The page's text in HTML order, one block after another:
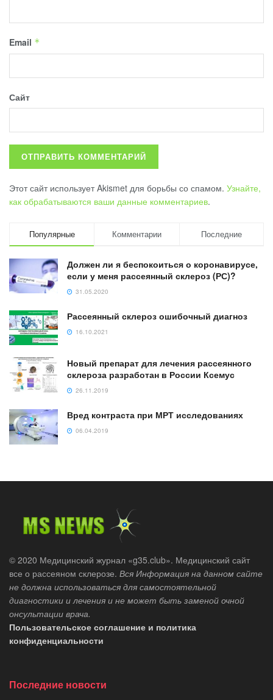
Email *
Сайт
Этот сайт использует Akismet для борьбы со спамом. Узнайте,
как обрабатываются ваши данные комментариев.
Популярные Комментарии Последние
Должен ли я беспокоиться о коронавирусе,
если у меня рассеянный склероз (РС)?
31.05.2020
Рассеянный склероз ошибочный диагноз
16.10.2021
Новый препарат для лечения рассеянного
склероза разработан в России Ксемус
26.11.2019
Вред контраста при МРТ исследованиях
06.04.2019
© 2020 Медицинский журнал «g35.club». Медицинский сайт
все о рассеяном склерозе. Вся Информация на данном сайте
не должна использоваться для самостоятельной
диагностики и лечения и не может быть заменой очной
онсультации врача.
Пользовательское соглашение и политика
конфиденциальности
Последние новости